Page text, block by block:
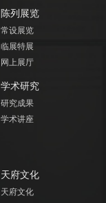
陈列展览
常设展览
临展特展
网上展厅
学术研究
研究成果
学术讲座
天府文化
天府文化